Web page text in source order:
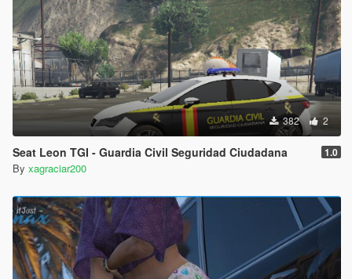
382 2
Seat Leon TGI - Guardia Civil Seguridad Ciudadana 1.0
By xagraciar200